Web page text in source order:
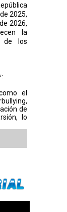
2025,
2026,
la
de los
el
de
lo